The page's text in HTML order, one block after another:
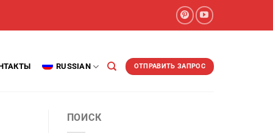
RUSSIAN ОТПРАВИТЬ ЗАПРОС
ПОИСК